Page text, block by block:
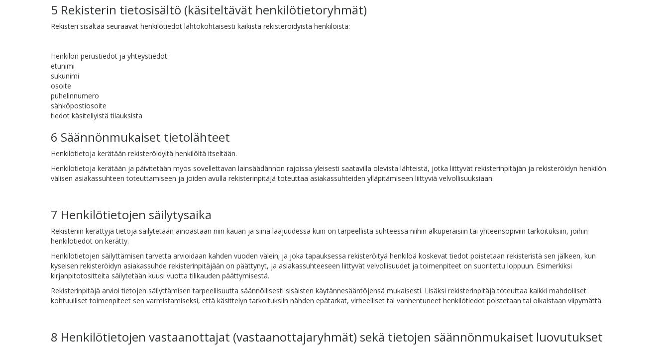
5 Rekisterin tietosisältö (käsiteltävät henkilötietoryhmät)
Rekisteri sisältää seuraavat henkilötiedot lähtökohtaisesti kaikista rekisteröidyistä henkilöistä:
Henkilön perustiedot ja yhteystiedot:
etunimi
sukunimi
osoite
puhelinnumero
sähköpostiosoite
tiedot käsitellyistä tilauksista
6 Säännönmukaiset tietolähteet
Henkilötietoja kerätään rekisteröidyltä henkilöltä itseltään.
Henkilötietoja kerätään ja päivitetään myös sovellettavan lainsäädännön rajoissa yleisesti saatavilla olevista lähteistä, jotka liittyvät rekisterinpitäjän ja rekisteröidyn henkilön
välisen asiakassuhteen toteuttamiseen ja joiden avulla rekisterinpitäjä toteuttaa asiakassuhteiden ylläpitämiseen liittyviä velvollisuuksiaan.
7 Henkilötietojen säilytysaika
Rekisteriin kerättyjä tietoja säilytetään ainoastaan niin kauan ja siinä laajuudessa kuin on tarpeellista suhteessa niihin alkuperäisiin tai yhteensopiviin tarkoituksiin, joihin
henkilötiedot on kerätty.
Henkilötietojen säilyttämisen tarvetta arvioidaan kahden vuoden välein; ja joka tapauksessa rekisteröityä henkilöä koskevat tiedot poistetaan rekisteristä sen jälkeen, kun
kyseisen rekisteröidyn asiakassuhde rekisterinpitäjään on päättynyt, ja asiakassuhteeseen liittyvät velvollisuudet ja toimenpiteet on suoritettu loppuun. Esimerkiksi
kirjanpitotositteita säilytetään kuusi vuotta tilikauden päättymisestä.
Rekisterinpitäjä arvioi tietojen säilyttämisen tarpeellisuutta säännöllisesti sisäisten käytännesääntöjensä mukaisesti. Lisäksi rekisterinpitäjä toteuttaa kaikki mahdolliset
kohtuulliset toimenpiteet sen varmistamiseksi, että käsittelyn tarkoituksiin nähden epätarkat, virheelliset tai vanhentuneet henkilötiedot poistetaan tai oikaistaan viipymättä.
8 Henkilötietojen vastaanottajat (vastaanottajaryhmät) sekä tietojen säännönmukaiset luovutukset